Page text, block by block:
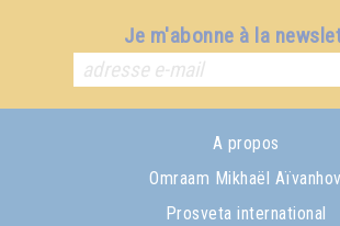
Je m'abonne à la
A propos
Omraam Mikhaël Aïvanhov
Prosveta international